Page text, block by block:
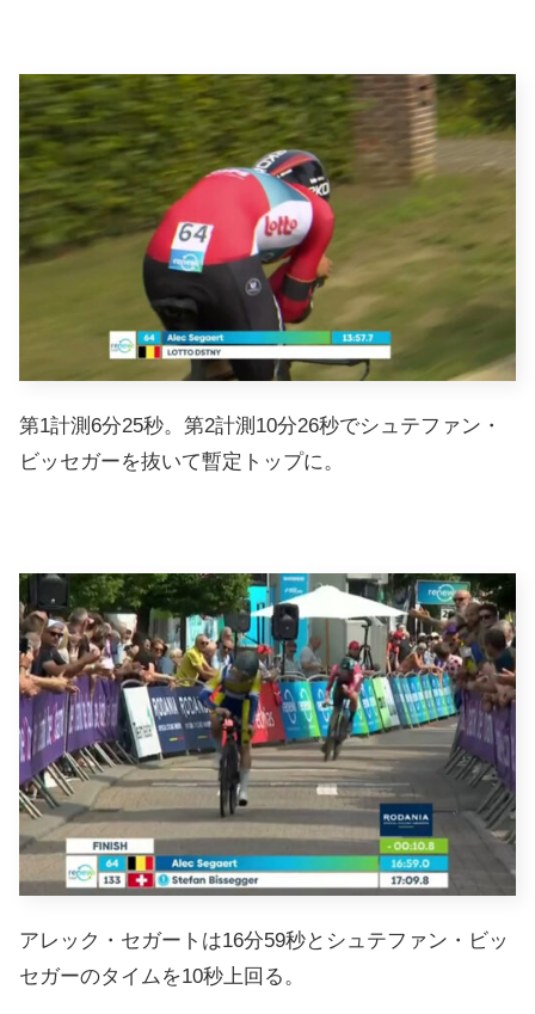
第1計測6分25秒。第2計測10分26秒でシュテファン・
ビッセガーを抜いて暫定トップに。
アレック・セガートは16分59秒とシュテファン・ビッ
セガーのタイムを10秒上回る。